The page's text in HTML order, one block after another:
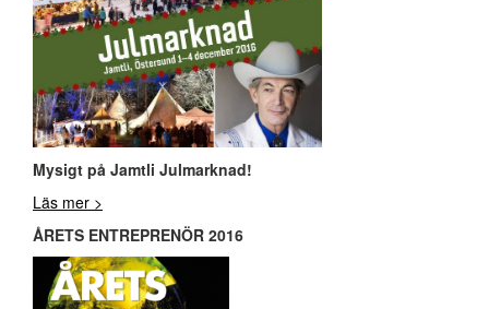
Mysigt på Jamtli Julmarknad!
Läs mer >
ÅRETS ENTREPRENÖR 2016